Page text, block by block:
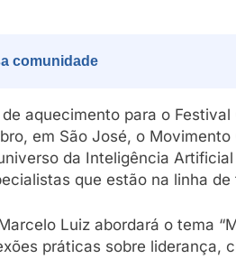
comunidade
aquecimento para o
em São José, o
da Inteligência
que estão na linha
Luiz abordará o tema
práticas sobre liderança,